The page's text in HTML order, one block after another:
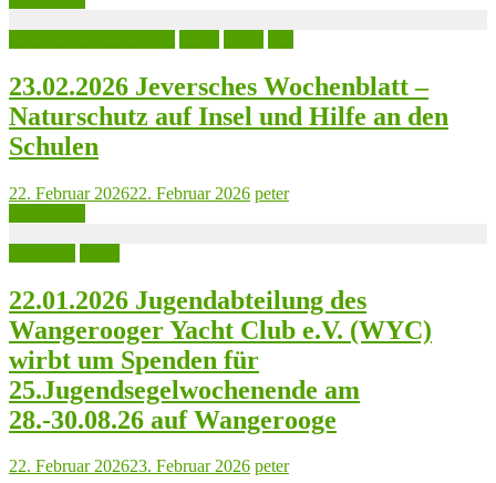
23.02.2026 Jeversches Wochenblatt –
Naturschutz auf Insel und Hilfe an den
Schulen
22. Februar 202622. Februar 2026 peter
22.01.2026 Jugendabteilung des
Wangerooger Yacht Club e.V. (WYC)
wirbt um Spenden für
25.Jugendsegelwochenende am
28.-30.08.26 auf Wangerooge
22. Februar 202623. Februar 2026 peter